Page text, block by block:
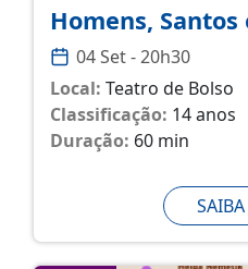
Homens,
04 Set - 20h30
Local: Teatro de Bolso
Classificação: 14 anos
Duração: 60 min